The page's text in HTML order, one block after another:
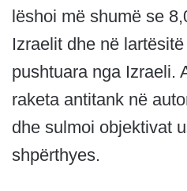
lëshoi ​​më shumë se
Izraelit dhe në
pushtuara nga Izraeli.
raketa antitank në
dhe sulmoi objektivat
shpërthyes.